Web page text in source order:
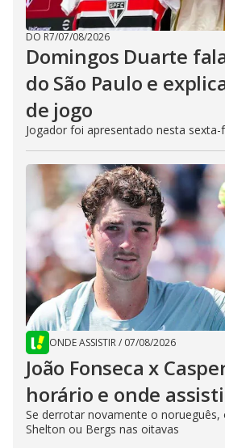
DO R7/07/08/2026
Domingos Duarte
do São Paulo e
de jogo
Jogador foi apresentado nesta sexta-
ONDE ASSISTIR/ 07/08/2026
João Fonseca x
horário e onde
Se derrotar novamente o norueguês,
Shelton ou Bergs nas oitavas